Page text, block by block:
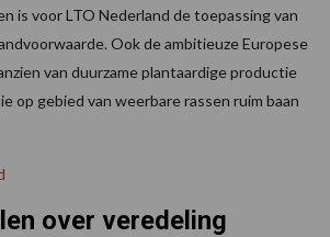
is voor LTO Nederland de toepassing van
Ook de ambitieuze Europese
van duurzame plantaardige productie
op gebied van weerbare rassen ruim baan
over veredeling